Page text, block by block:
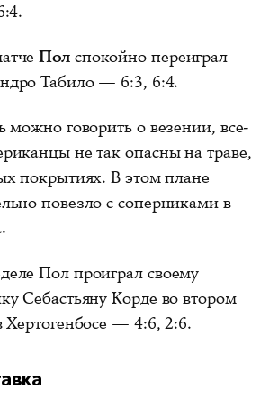
Полспокойно переиграл
Табило — 6:3, 6:4.
можно говорить о везении, все-
не так опасны на траве,
покрытиях. В этом плане
повезло с соперниками в
Пол проиграл своему
Себастьяну Корде во втором
Хертогенбосе — 4:6, 2:6.